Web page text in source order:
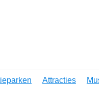
Attracties